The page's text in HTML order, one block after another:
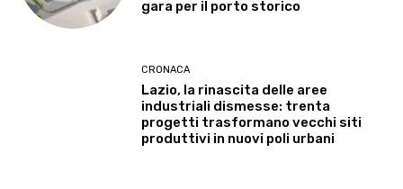
gara per il porto storico
CRONACA
Lazio, la rinascita delle aree
industriali dismesse: trenta
progetti trasformano vecchi siti
produttivi in nuovi poli urbani